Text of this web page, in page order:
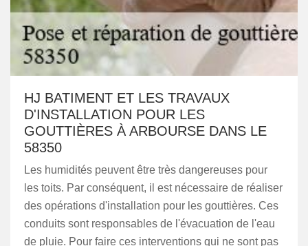
HJ BATIMENT ET LES TRAVAUX
D'INSTALLATION POUR LES
GOUTTIÈRES À ARBOURSE DANS LE
58350
Les humidités peuvent être très dangereuses pour
les toits. Par conséquent, il est nécessaire de réaliser
des opérations d'installation pour les gouttières. Ces
conduits sont responsables de l'évacuation de l'eau
de pluie. Pour faire ces interventions qui ne sont pas